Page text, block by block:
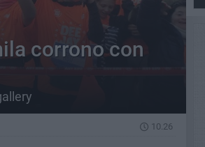
corrono con
10.26